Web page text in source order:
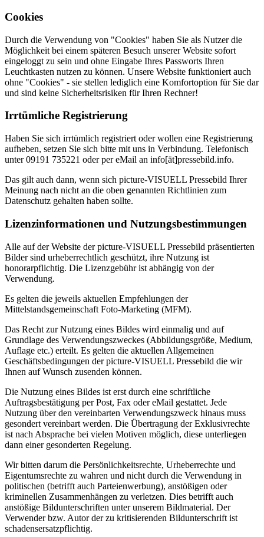
Cookies
Durch die Verwendung von "Cookies" haben Sie als Nutzer die
Möglichkeit bei einem späteren Besuch unserer Website sofort
eingeloggt zu sein und ohne Eingabe Ihres Passworts Ihren
Leuchtkasten nutzen zu können. Unsere Website funktioniert auch
ohne "Cookies" - sie stellen lediglich eine Komfortoption für Sie dar
und sind keine Sicherheitsrisiken für Ihren Rechner!
Irrtümliche Registrierung
Haben Sie sich irrtümlich registriert oder wollen eine Registrierung
aufheben, setzen Sie sich bitte mit uns in Verbindung. Telefonisch
unter 09191 735221 oder per eMail an info[ät]pressebild.info.
Das gilt auch dann, wenn sich picture-VISUELL Pressebild Ihrer
Meinung nach nicht an die oben genannten Richtlinien zum
Datenschutz gehalten haben sollte.
Lizenzinformationen und Nutzungsbestimmungen
Alle auf der Website der picture-VISUELL Pressebild präsentierten
Bilder sind urheberrechtlich geschützt, ihre Nutzung ist
honorarpflichtig. Die Lizenzgebühr ist abhängig von der
Verwendung.
Es gelten die jeweils aktuellen Empfehlungen der
Mittelstandsgemeinschaft Foto-Marketing (MFM).
Das Recht zur Nutzung eines Bildes wird einmalig und auf
Grundlage des Verwendungszweckes (Abbildungsgröße, Medium,
Auflage etc.) erteilt. Es gelten die aktuellen Allgemeinen
Geschäftsbedingungen der picture-VISUELL Pressebild die wir
Ihnen auf Wunsch zusenden können.
Die Nutzung eines Bildes ist erst durch eine schriftliche
Auftragsbestätigung per Post, Fax oder eMail gestattet. Jede
Nutzung über den vereinbarten Verwendungszweck hinaus muss
gesondert vereinbart werden. Die Übertragung der Exklusivrechte
ist nach Absprache bei vielen Motiven möglich, diese unterliegen
dann einer gesonderten Regelung.
Wir bitten darum die Persönlichkeitsrechte, Urheberrechte und
Eigentumsrechte zu wahren und nicht durch die Verwendung in
politischen (betrifft auch Parteienwerbung), anstößigen oder
kriminellen Zusammenhängen zu verletzen. Dies betrifft auch
anstößige Bildunterschriften unter unserem Bildmaterial. Der
Verwender bzw. Autor der zu kritisierenden Bildunterschrift ist
schadensersatzpflichtig.